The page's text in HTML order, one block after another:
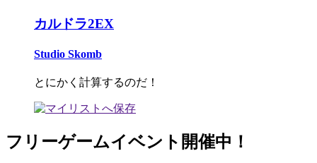
カルドラ2EX
Studio Skomb
とにかく計算するのだ！
フリーゲームイベント開催中！